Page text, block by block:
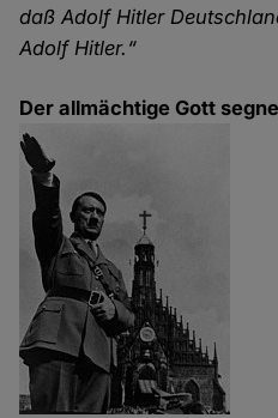
daß Adolf Hitler
Adolf Hitler.“
Der allmächtige Gott